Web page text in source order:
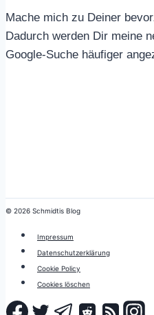
Mache mich zu Deiner
Dadurch werden Dir meine
Google-Suche häufiger
© 2026 Schmidtis Blog
Impressum
Datenschutzerklärung
Cookie Policy
Cookies löschen